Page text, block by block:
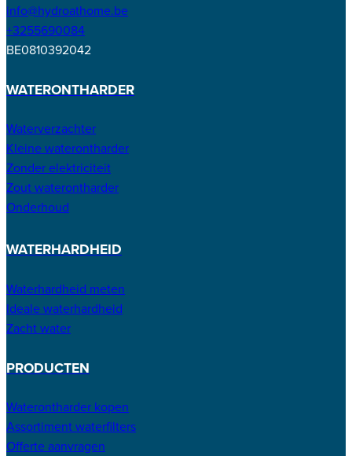
info@hydroathome.be
+3255690084
BE0810392042
WATERONTHARDER
Waterverzachter
Kleine waterontharder
Zonder elektriciteit
Zout waterontharder
Onderhoud
WATERHARDHEID
Waterhardheid meten
Ideale waterhardheid
Zacht water
PRODUCTEN
Waterontharder kopen
Assortiment waterfilters
Offerte aanvragen